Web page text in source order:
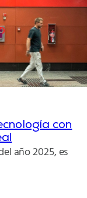
con
año 2025, es